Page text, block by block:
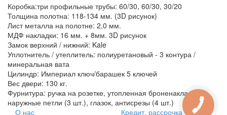
Коробка:три профильные трубы: 60/30, 60/30, 30/20
Толщина полотна: 118-134 мм. (3D рисунок)
Лист металла на полотне: 2,0 мм.
МДФ накладки: 16 мм. + 8мм. 3D рисунок
Замок верхний / нижний: Kale
Уплотнитель / утеплитель: полиуретановый - 3 контура /
минеральная вата
Цилиндр: Империал ключ/барашек 5 ключей
Вес двери: 130 кг.
Фурнитура: ручка на розетке, утопленная броненакладка,
наружные петли (3 шт.), глазок, антисрезы (4 шт.)
О нас
Кредит, рассрочка